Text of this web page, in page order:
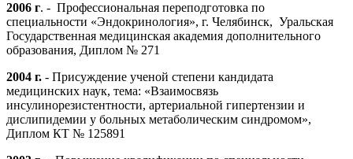
2006 г. - Профессиональная переподготовка по
специальности «Эндокринология», г. Челябинск, Уральская
Государственная медицинская академия дополнительного
образования, Диплом № 271
2004 г. - Присуждение ученой степени кандидата
медицинских наук, тема: «Взаимосвязь
инсулинорезистентности, артериальной гипертензии и
дислипидемии у больных метаболическим синдромом»,
Диплом КТ № 125891